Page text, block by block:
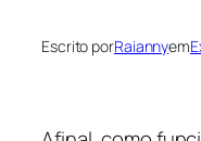
Escrito porRaiannyem